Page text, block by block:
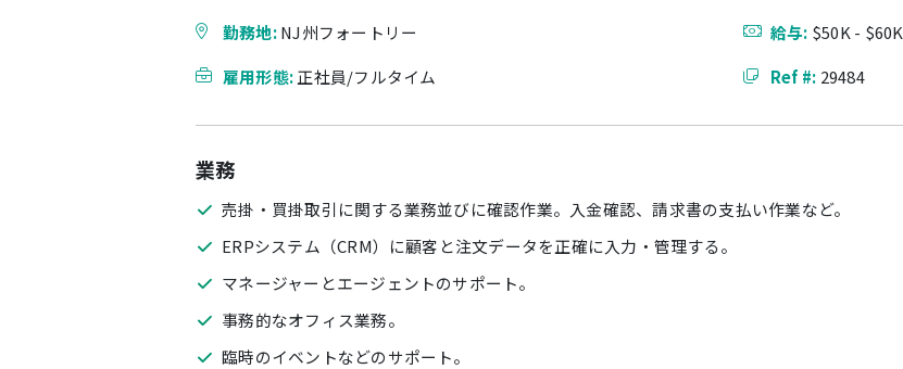
勤務地:NJ州フォートリー 給与: $50K - $60K
雇用形態:正社員/フルタイム Ref #: 29484
業務
売掛・買掛取引に関する業務並びに確認作業。入金確認、請求書の支払い作業など。
ERPシステム（CRM）に顧客と注文データを正確に入力・管理する。
マネージャーとエージェントのサポート。
事務的なオフィス業務。
臨時のイベントなどのサポート。